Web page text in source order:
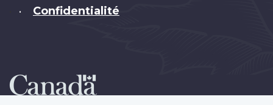
• Confidentialité